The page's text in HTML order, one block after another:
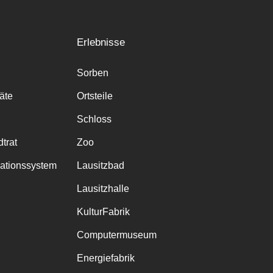
Erlebnisse
Sorben
Ortsteile
Schloss
Zoo
Lausitzbad
Lausitzhalle
KulturFabrik
Computermuseum
Energiefabrik